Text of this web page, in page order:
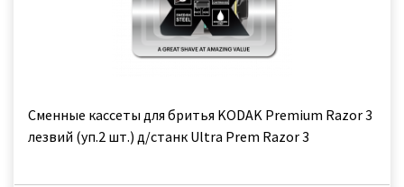
Сменные кассеты для бритья KODAK Premium Razor 3
лезвий (уп.2 шт.) д/станк Ultra Prem Razor 3